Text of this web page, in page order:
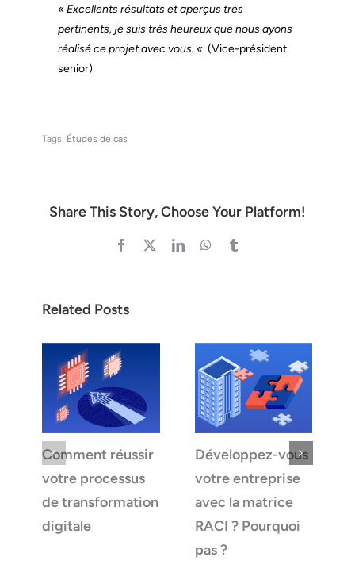
« Excellents résultats et aperçus très
pertinents, je suis très heureux que nous ayons
réalisé ce projet avec vous. « (Vice-président
senior)
Tags: Études de cas
Share This Story, Choose Your Platform!
Facebook LinkedInWhatsApp
Related Posts
Comment réussir
votre processus
de transformation
digitale
Développez-vous
votre entreprise
avec la matrice
RACI ? Pourquoi
pas ?